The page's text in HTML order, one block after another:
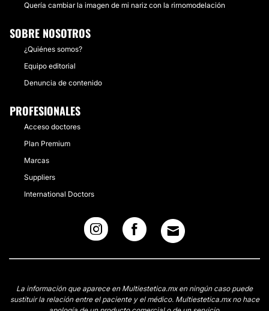
Quería cambiar la imagen de mi nariz con la rirnomodelación
SOBRE NOSOTROS
¿Quiénes somos?
Equipo editorial
Denuncia de contenido
PROFESIONALES
Acceso doctores
Plan Premium
Marcas
Suppliers
International Doctors
La información que aparece en Multiestetica.mx en ningún caso puede
sustituir la relación entre el paciente y el médico. Multiestetica.mx no hace